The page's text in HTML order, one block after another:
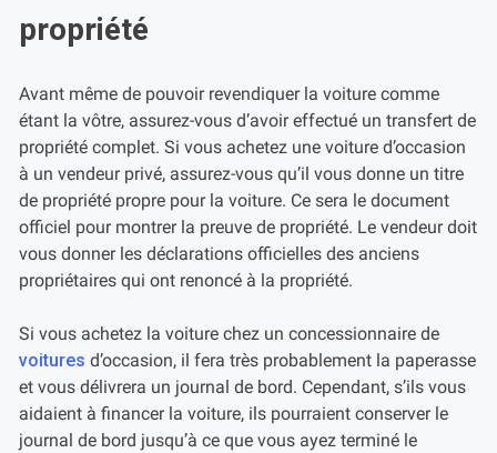
propriété
Avant même de pouvoir revendiquer la voiture comme
étant la vôtre, assurez-vous d’avoir effectué un transfert de
propriété complet. Si vous achetez une voiture d’occasion
à un vendeur privé, assurez-vous qu’il vous donne un titre
de propriété propre pour la voiture. Ce sera le document
officiel pour montrer la preuve de propriété. Le vendeur doit
vous donner les déclarations officielles des anciens
propriétaires qui ont renoncé à la propriété.
Si vous achetez la voiture chez un concessionnaire de
voitures d’occasion, il fera très probablement la paperasse
et vous délivrera un journal de bord. Cependant, s’ils vous
aidaient à financer la voiture, ils pourraient conserver le
journal de bord jusqu’à ce que vous ayez terminé le